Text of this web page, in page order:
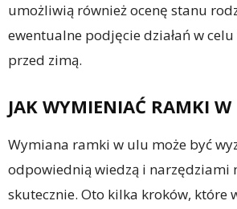
umożliwią również ocenę stanu
ewentualne podjęcie działań w
przed zimą.
JAK WYMIENIAĆ RAMKI
Wymiana ramki w ulu może być
odpowiednią wiedzą i narzędziami
skutecznie. Oto kilka kroków, które